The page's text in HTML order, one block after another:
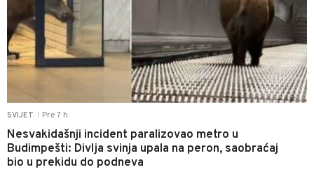
SVIJET Pre 7 h
Nesvakidašnji incident paralizovao metro u
Budimpešti: Divlja svinja upala na peron, saobraćaj
bio u prekidu do podneva